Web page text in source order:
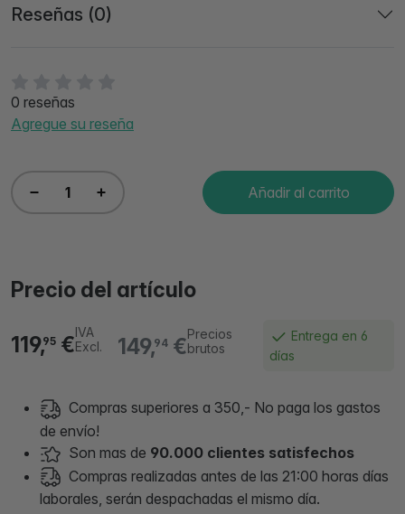
0 reseñas
Agregue su reseña
Añadir al carrito
Precio del artículo
149,94€Precios
brutos
119,95 €IVA
Excl.
Entrega en 6
días
Compras superiores a 350,- No paga los gastos
de envío!
Son mas de 90.000 clientes satisfechos
Compras realizadas antes de las 21:00 horas días
laborales, serán despachadas el mismo día.
Reseñas (0)